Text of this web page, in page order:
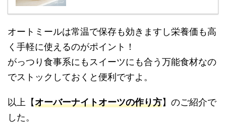
オートミールは常温で保存も効きますし栄養価も高
く手軽に使えるのがポイント！
がっつり食事系にもスイーツにも合う万能食材なの
でストックしておくと便利ですよ。
以上【オーバーナイトオーツの作り方】のご紹介で
した。